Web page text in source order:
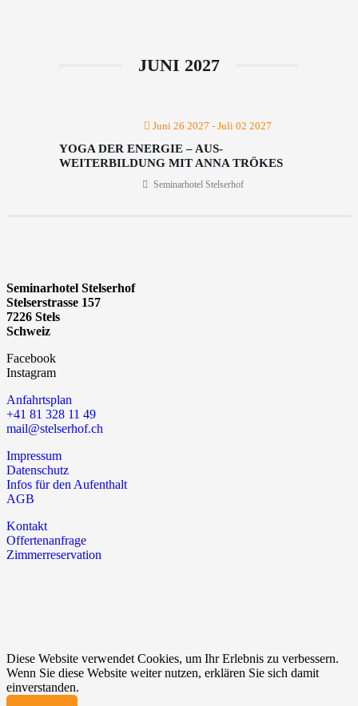
JUNI 2027
Juni 26 2027 - Juli 02 2027
YOGA DER ENERGIE – AUS-
WEITERBILDUNG MIT ANNA TRÖKES
Seminarhotel Stelserhof
Seminarhotel Stelserhof
Stelserstrasse 157
7226 Stels
Schweiz
Facebook
Instagram
Anfahrtsplan
+41 81 328 11 49
mail@stelserhof.ch
Impressum
Datenschutz
Infos für den Aufenthalt
AGB
Kontakt
Offertenanfrage
Zimmerreservation
Diese Website verwendet Cookies, um Ihr Erlebnis zu verbessern.
Wenn Sie diese Website weiter nutzen, erklären Sie sich damit
einverstanden.